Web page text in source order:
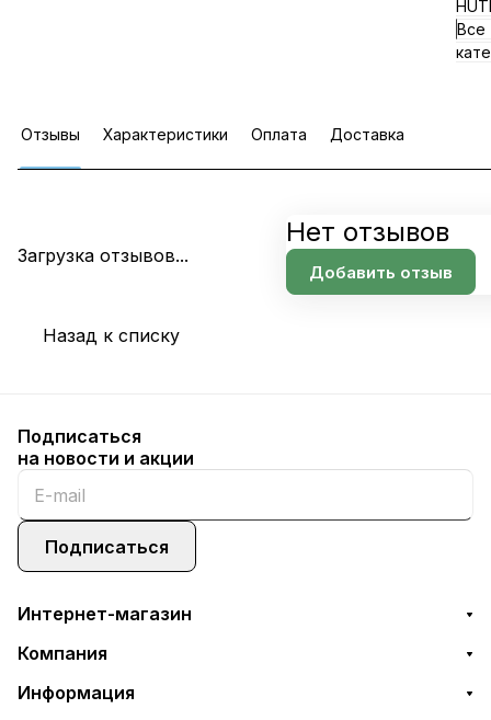
Все
Отзывы Характеристики Оплата Доставка
Загрузка отзывов...
Нет отзывов
Добавить отзыв
Назад к списку
Подписаться
на новости и акции
Подписаться
Интернет-магазин
Компания
Информация